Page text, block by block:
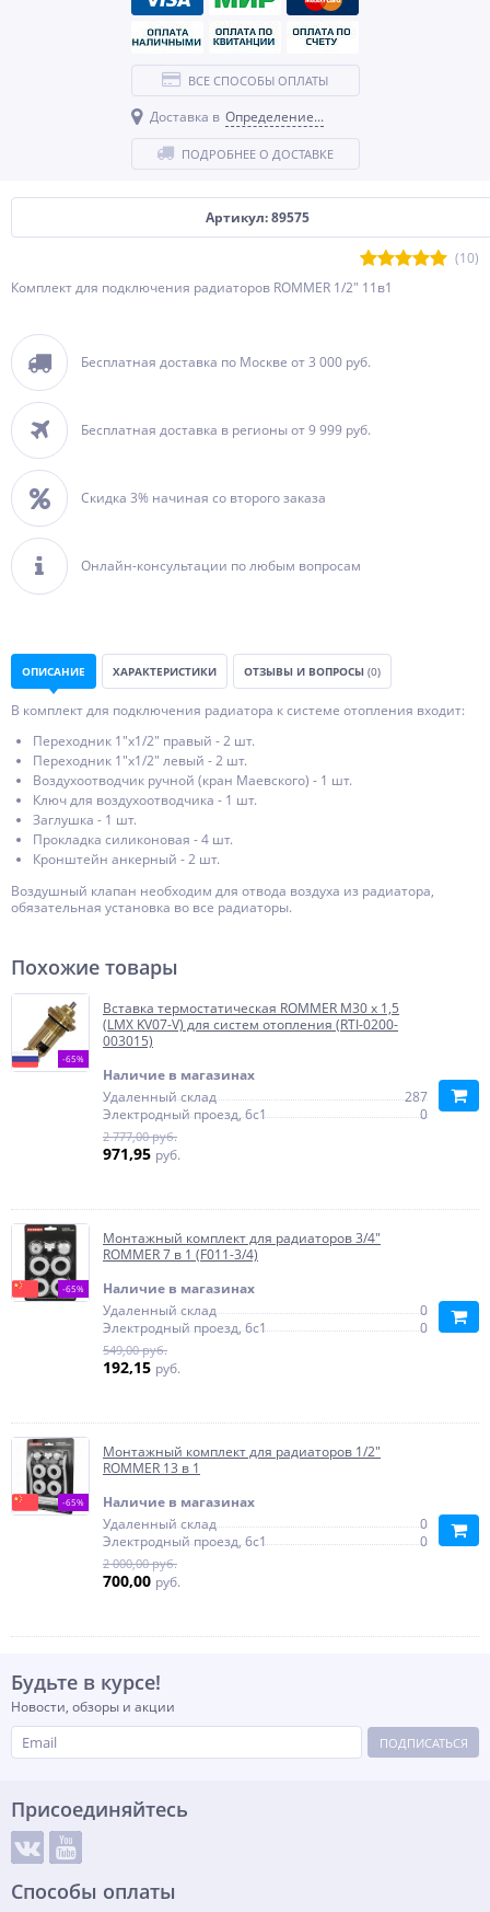
Артикул: 89575
(10)
Комплект для подключения радиаторов ROMMER 1/2" 11в1
Бесплатная доставка по Москве от 3 000 руб.
Бесплатная доставка в регионы от 9 999 руб.
Скидка 3% начиная со второго заказа
Онлайн-консультации по любым вопросам
ВСЕ СПОСОБЫ ОПЛАТЫ
Доставка в Определение...
ПОДРОБНЕЕ О ДОСТАВКЕ
ОПИСАНИЕ ХАРАКТЕРИСТИКИ ОТЗЫВЫ И ВОПРОСЫ (0)
В комплект для подключения радиатора к системе отопления входит:
Переходник 1"х1/2" правый - 2 шт.
Переходник 1"х1/2" левый - 2 шт.
Воздухоотводчик ручной (кран Маевского) - 1 шт.
Ключ для воздухоотводчика - 1 шт.
Заглушка - 1 шт.
Прокладка силиконовая - 4 шт.
Кронштейн анкерный - 2 шт.
Воздушный клапан необходим для отвода воздуха из радиатора,
обязательная установка во все радиаторы.
Похожие товары
-65%
Вставка термостатическая ROMMER M30 x 1,5
(LMX KV07-V) для систем отопления (RTI-0200-
003015)
Наличие в магазинах
Удаленный склад
287
Электродный проезд, 6с1
0
2 777,00 руб.
971,95 руб.
-65%
Монтажный комплект для радиаторов 3/4"
ROMMER 7 в 1 (F011-3/4)
Наличие в магазинах
Удаленный склад
0
Электродный проезд, 6с1
0
549,00 руб.
192,15 руб.
-65%
Монтажный комплект для радиаторов 1/2"
ROMMER 13 в 1
Наличие в магазинах
Удаленный склад
0
Электродный проезд, 6с1
0
2 000,00 руб.
700,00 руб.
Будьте в курсе!
Новости, обзоры и акции
ПОДПИСАТЬСЯ
Присоединяйтесь
Способы оплаты